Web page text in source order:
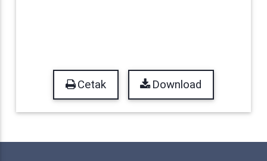
Cetak Download